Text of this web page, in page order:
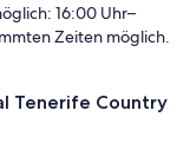
16:00 Uhr–
Zeiten möglich.
Tenerife Country